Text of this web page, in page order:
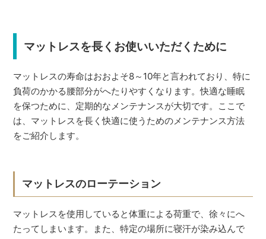
マットレスを長くお使いいただくために
マットレスの寿命はおおよそ8～10年と言われており、特に
負荷のかかる腰部分がへたりやすくなります。快適な睡眠
を保つために、定期的なメンテナンスが大切です。ここで
は、マットレスを長く快適に使うためのメンテナンス方法
をご紹介します。
マットレスのローテーション
マットレスを使用していると体重による荷重で、徐々にへ
たってしまいます。また、特定の場所に寝汗が染み込んで